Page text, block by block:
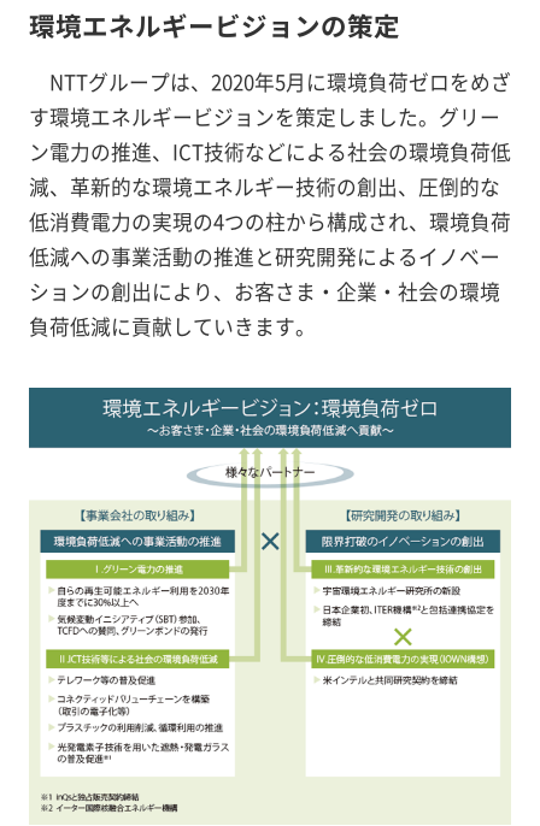
環境エネルギービジョンの策定
NTTグループは、2020年5月に環境負荷ゼロをめざ
す環境エネルギービジョンを策定しました。グリー
ン電力の推進、ICT技術などによる社会の環境負荷低
減、革新的な環境エネルギー技術の創出、圧倒的な
低消費電力の実現の4つの柱から構成され、環境負荷
低減への事業活動の推進と研究開発によるイノベー
ションの創出により、お客さま・企業・社会の環境
負荷低減に貢献していきます。